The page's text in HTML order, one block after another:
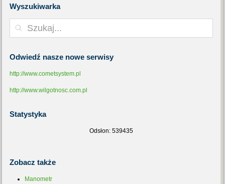
Wyszukiwarka
Odwiedź nasze nowe serwisy
http://www.cometsystem.pl
http://www.wilgotnosc.com.pl
Statystyka
Odsłon: 539435
Zobacz także
Manometr